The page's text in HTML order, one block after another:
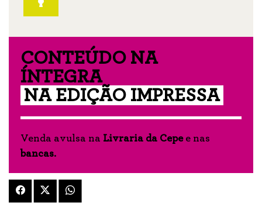
CONTEÚDO NA
ÍNTEGRA
NA EDIÇÃO IMPRESSA
Venda avulsa na Livraria da Cepee nas
bancas.